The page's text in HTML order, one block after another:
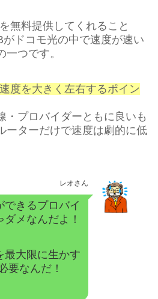
無料提供してくれること
ドコモ光の中で速度が速い
一つです。
度を大きく左右するポイン
・プロバイダーともに良いも
ーターだけで速度は劇的に低
レオさん
できるプロバイ
メなんだよ！
最大限に生かす
要なんだ！